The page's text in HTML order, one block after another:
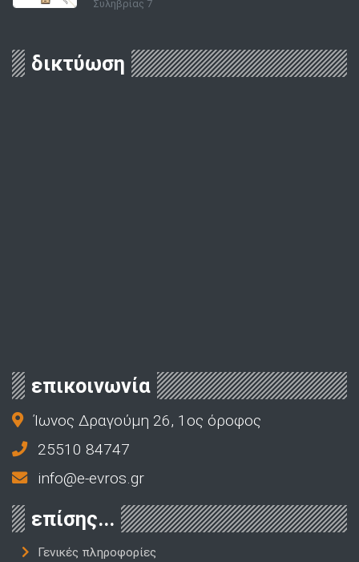
Συληβρίας 7
δικτύωση
επικοινωνία
Ίωνος Δραγούμη 26, 1ος όροφος
25510 84747
info@e-evros.gr
επίσης...
Γενικές πληροφορίες